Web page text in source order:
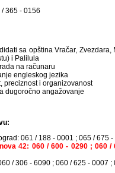
/ 365 - 0156
sa opština Vračar, Zvezdara,
i Palilula
na računaru
engleskog jezika
preciznost i organizovanost
dugoročno angažovanje
061 / 188 - 0001 ; 065 / 675
42: 060 / 600 - 0290 ; 060 /
/ 306 - 6090 ; 060 / 625 - 0007 ;